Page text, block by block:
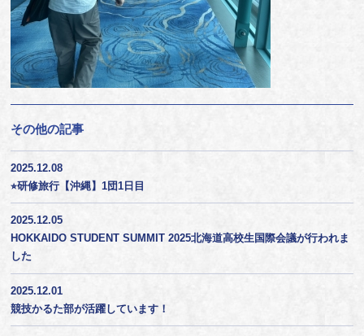
その他の記事
2025.12.08
⭐︎研修旅行【沖縄】1団1日目
2025.12.05
HOKKAIDO STUDENT SUMMIT 2025北海道高校生国際会議が行われま
した
2025.12.01
競技かるた部が活躍しています！